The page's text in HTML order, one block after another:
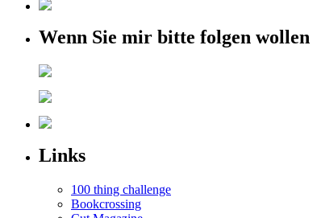
Wenn Sie mir bitte folgen wollen
Links
100 thing challenge
Bookcrossing